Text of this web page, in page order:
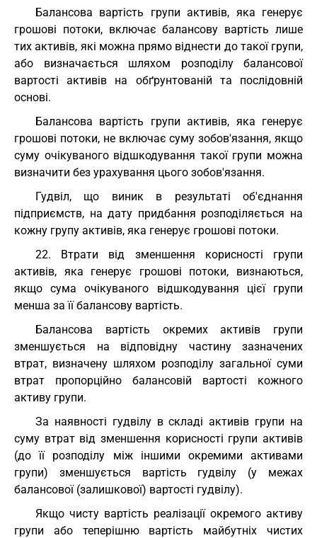
Балансова вартість групи активів, яка генерує
грошові потоки, включає балансову вартість лише
тих активів, які можна прямо віднести до такої групи,
або визначається шляхом розподілу балансової
вартості активів на обґрунтованій та послідовній
основі.
Балансова вартість групи активів, яка генерує
грошові потоки, не включає суму зобов'язання, якщо
суму очікуваного відшкодування такої групи можна
визначити без урахування цього зобов'язання.
Гудвіл, що виник в результаті об'єднання
підприємств, на дату придбання розподіляється на
кожну групу активів, яка генерує грошові потоки.
22. Втрати від зменшення корисності групи
активів, яка генерує грошові потоки, визнаються,
якщо сума очікуваного відшкодування цієї групи
менша за її балансову вартість.
Балансова вартість окремих активів групи
зменшується на відповідну частину зазначених
втрат, визначену шляхом розподілу загальної суми
втрат пропорційно балансовій вартості кожного
активу групи.
За наявності гудвілу в складі активів групи на
суму втрат від зменшення корисності групи активів
(до її розподілу між іншими окремими активами
групи) зменшується вартість гудвілу (у межах
балансової (залишкової) вартості гудвілу).
Якщо чисту вартість реалізації окремого активу
групи або теперішню вартість майбутніх чистих